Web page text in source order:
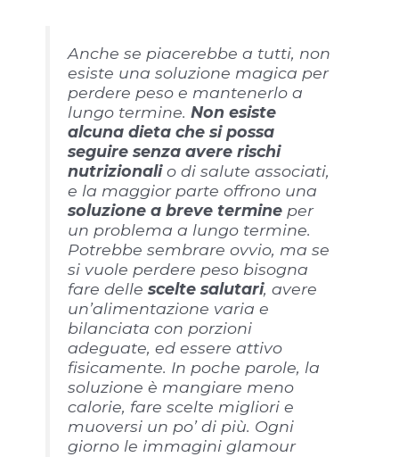
Anche se piacerebbe a tutti, non
esiste una soluzione magica per
perdere peso e mantenerlo a
lungo termine.Non esiste
alcuna dieta che si possa
seguire senza avere rischi
nutrizionalio di salute associati,
e la maggior parte offrono una
soluzione a breve termine per
un problema a lungo termine.
Potrebbe sembrare ovvio, ma se
si vuole perdere peso bisogna
fare dellescelte salutari, avere
un’alimentazione varia e
bilanciata con porzioni
adeguate, ed essere attivo
fisicamente. In poche parole, la
soluzione è mangiare meno
calorie, fare scelte migliori e
muoversi un po’ di più. Ogni
giorno le immagini glamour